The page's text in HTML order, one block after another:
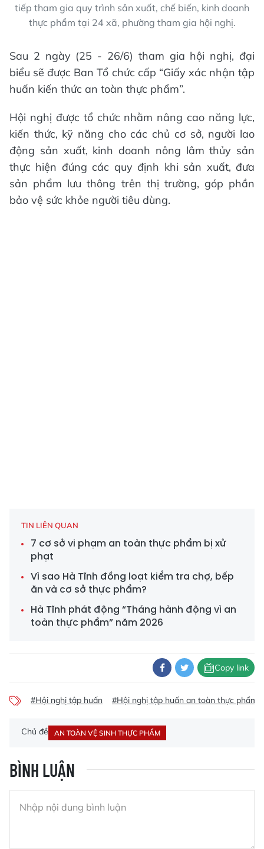
tiếp tham gia quy trình sản xuất, chế biến, kinh doanh
thực phẩm tại 24 xã, phường tham gia hội nghị.
Sau 2 ngày (25 - 26/6) tham gia hội nghị, đại
biểu sẽ được Ban Tổ chức cấp “Giấy xác nhận tập
huấn kiến thức an toàn thực phẩm”.
Hội nghị được tổ chức nhằm nâng cao năng lực,
kiến thức, kỹ năng cho các chủ cơ sở, người lao
động sản xuất, kinh doanh nông lâm thủy sản
thực hiện đúng các quy định khi sản xuất, đưa
sản phẩm lưu thông trên thị trường, góp phần
bảo vệ sức khỏe người tiêu dùng.
TIN LIÊN QUAN
7 cơ sở vi phạm an toàn thực phẩm bị xử
phạt
Vì sao Hà Tĩnh đồng loạt kiểm tra chợ, bếp
ăn và cơ sở thực phẩm?
Hà Tĩnh phát động “Tháng hành động vì an
toàn thực phẩm” năm 2026
Copy link
#Hội nghị tập huấn #Hội nghị tập huấn an toàn thực phẩm
Chủ đề AN TOÀN VỆ SINH THỰC PHẨM
BÌNH LUẬN